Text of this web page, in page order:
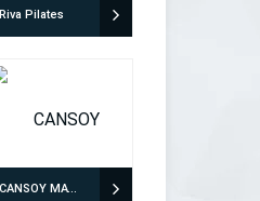
Riva Pilates
CANSOY MATBAA PROMOSYON